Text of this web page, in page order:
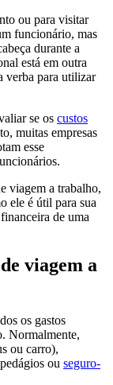
ou para visitar
funcionário, mas
durante a
está em outra
verba para utilizar
se os custos
muitas empresas
esse
viagem a trabalho,
ele é útil para sua
de uma
viagem a
os gastos
Normalmente,
ou carro),
ou seguro-